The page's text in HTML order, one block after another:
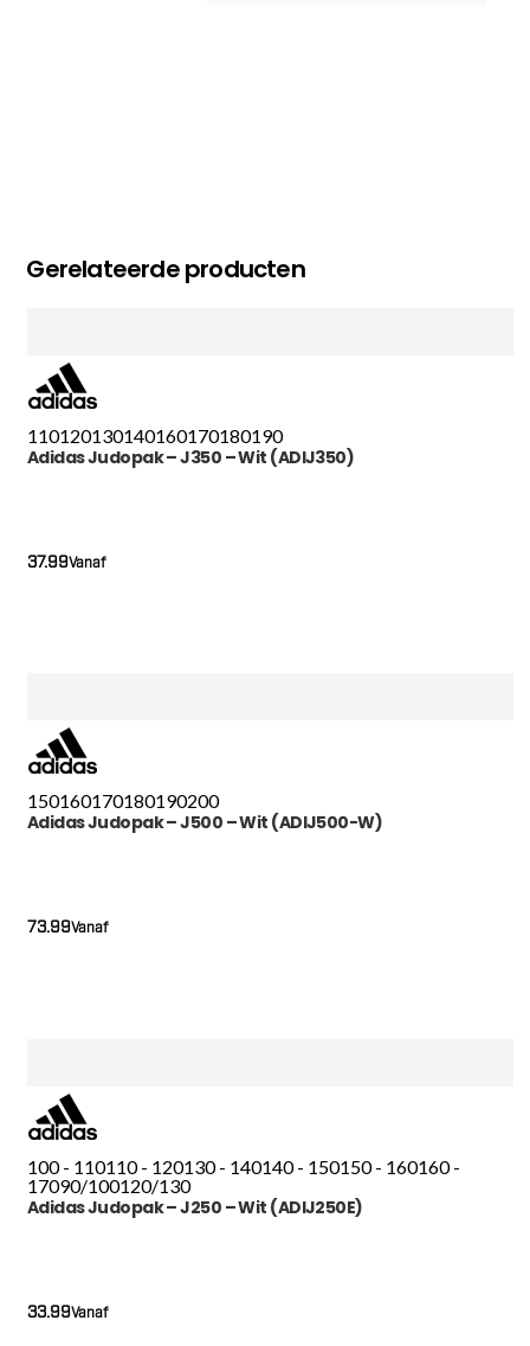
Gerelateerde producten
110120130140160170180190
Adidas Judopak – J350 – Wit (ADIJ350)
Vanaf
37.99
150160170180190200
Adidas Judopak – J500 – Wit (ADIJ500-W)
Vanaf
73.99
100 - 110110 - 120130 - 140140 - 150150 - 160160 -
17090/100120/130
Adidas Judopak – J250 – Wit (ADIJ250E)
Vanaf
33.99